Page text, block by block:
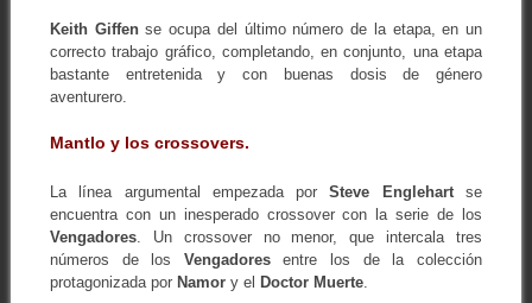
Keith Giffense ocupa del último número de la etapa, en un
correcto trabajo gráfico, completando, en conjunto, una etapa
bastante entretenida y con buenas dosis de género
aventurero.
Mantlo y los crossovers.
La línea argumental empezada porSteve Englehartse
encuentra con un inesperado crossover con la serie de los
Vengadores. Un crossover no menor, que intercala tres
números de los Vengadoresentre los de la colección
protagonizada por Namory el Doctor Muerte.